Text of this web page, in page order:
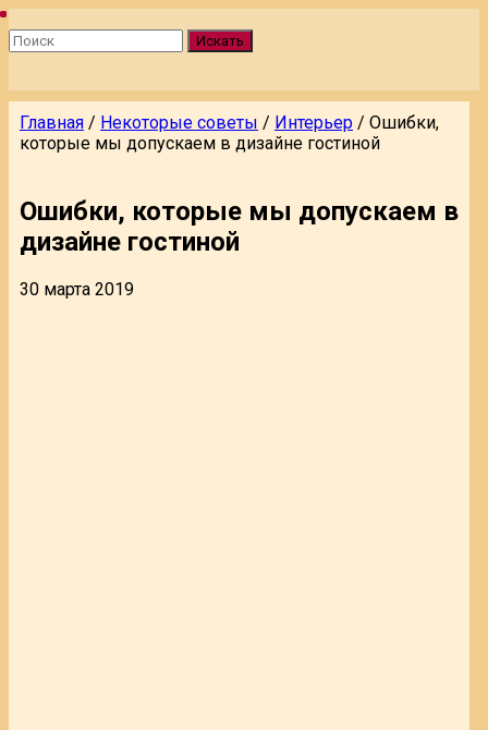
Искать
Главная / Некоторые советы / Интерьер / Ошибки,
которые мы допускаем в дизайне гостиной
Ошибки, которые мы допускаем в
дизайне гостиной
30 марта 2019